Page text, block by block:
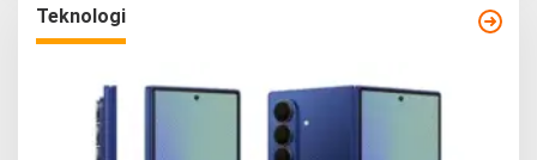
Teknologi